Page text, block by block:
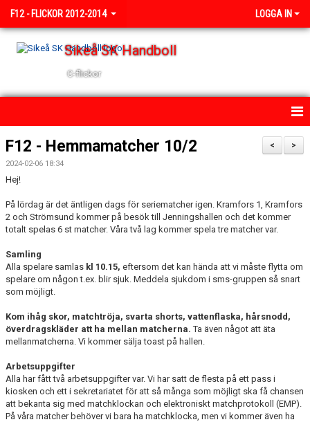
F12 - FLICKOR 2012-2014 LOGGA IN
Sikeå SK Handboll
C-flickor
HEM
NYHETER
KALENDER
TRUPPEN
BILDGALLERI
DOKUMENT
KONTAKT
MATCHER
>
<
F12 - Hemmamatcher 10/2
2024-02-06 18:34
Hej!
På lördag är det äntligen dags för seriematcher igen. Kramfors 1, Kramfors
2 och Strömsund kommer på besök till Jenningshallen och det kommer
totalt spelas 6 st matcher. Våra två lag kommer spela tre matcher var.
Samling
Alla spelare samlas kl 10.15, eftersom det kan hända att vi måste flytta om
spelare om någon t.ex. blir sjuk. Meddela sjukdom i sms-gruppen så snart
som möjligt.
Kom ihåg skor, matchtröja, svarta shorts, vattenflaska, hårsnodd,
överdragskläder att ha mellan matcherna.Ta även något att äta
mellanmatcherna. Vi kommer sälja toast på hallen.
Arbetsuppgifter
Alla har fått två arbetsuppgifter var. Vi har satt de flesta på ett pass i
kiosken och ett i sekretariatet för att så många som möjligt ska få chansen
att bekanta sig med matchklockan och elektroniskt matchprotokoll (EMP).
På våra matcher behöver vi bara ha matchklocka, men vi kommer även ha